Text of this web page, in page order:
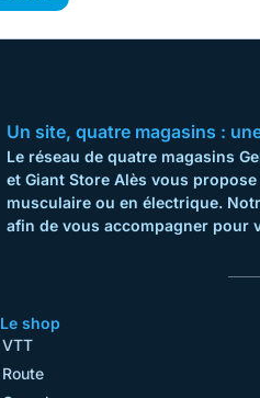
Un site, quatre magasins :
Le réseau de quatre magasins
et Giant Store Alès vous
musculaire ou en électrique.
afin de vous accompagner pour
Le shop
VTT
Route